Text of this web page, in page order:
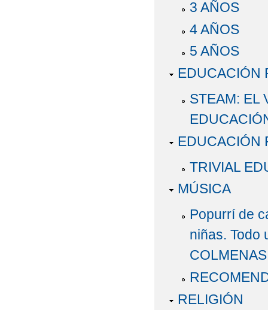
DELEGADO DE
3 AÑOS
4 AÑOS
5 AÑOS
EDUCACIÓN
STEAM: EL
EDUCACIÓN
TRIVIAL
MÚSICA
Popurrí de
niñas. Todo
RELIGIÓN